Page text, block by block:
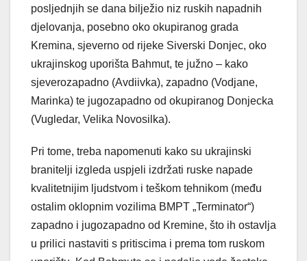
posljednjih se dana bilježio niz ruskih napadnih
djelovanja, posebno oko okupiranog grada
Kremina, sjeverno od rijeke Siverski Donjec, oko
ukrajinskog uporišta Bahmut, te južno – kako
sjeverozapadno (Avdiivka), zapadno (Vodjane,
Marinka) te jugozapadno od okupiranog Donjecka
(Vugledar, Velika Novosilka).
Pri tome, treba napomenuti kako su ukrajinski
branitelji izgleda uspjeli izdržati ruske napade
kvalitetnijim ljudstvom i teškom tehnikom (među
ostalim oklopnim vozilima BMPT „Terminator“)
zapadno i jugozapadno od Kremine, što ih ostavlja
u prilici nastaviti s pritiscima i prema tom ruskom